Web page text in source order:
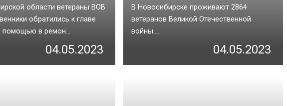
области ветераны ВОВ
обратились к главе
помощью в ремон...
04.05.2023
В Новосибирске проживают 2864
ветеранов Великой Отечественной
войны....
04.05.2023